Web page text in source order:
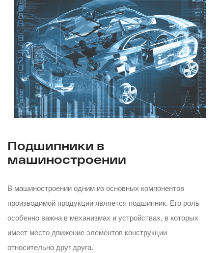
Подшипники в
машиностроении
В машиностроении одним из основных компонентов
производимой продукции является подшипник. Его роль
особенно важна в механизмах и устройствах, в которых
имеет место движение элементов конструкции
относительно друг друга.